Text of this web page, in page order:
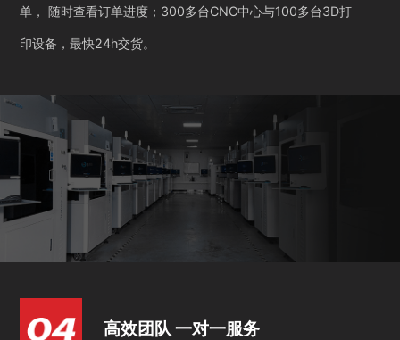
单， 随时查看订单进度；300多台CNC中心与100多台3D打
印设备，最快24h交货。
高效团队 一对一服务